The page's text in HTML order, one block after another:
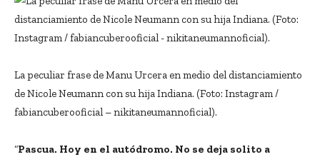
La peculiar frase de Manu Urcera en medio del distanciamiento
de Nicole Neumann con su hija Indiana. (Foto: Instagram /
fabiancuberooficial – nikitaneumannoficial).
“Pascua. Hoy en el autódromo. No se deja solito a